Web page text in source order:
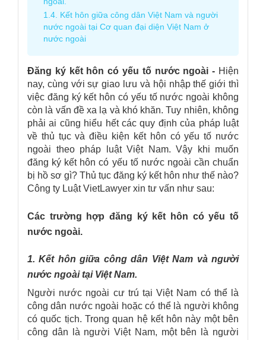
1.4. Kết hôn giữa công dân Việt Nam và người
nước ngoài tại Cơ quan đại diện Việt Nam ở
nước ngoài
Đăng ký kết hôn có yếu tố nước ngoài - Hiện
nay, cùng với sự giao lưu và hội nhập thế giới thì
việc đăng ký kết hôn có yếu tố nước ngoài không
còn là vấn đề xa lạ và khó khăn. Tuy nhiên, không
phải ai cũng hiểu hết các quy định của pháp luật
về thủ tục và điều kiện kết hôn có yếu tố nước
ngoài theo pháp luật Việt Nam. Vậy khi muốn
đăng ký kết hôn có yếu tố nước ngoài cần chuẩn
bị hồ sơ gì? Thủ tục đăng ký kết hôn như thế nào?
Công ty Luật VietLawyer xin tư vấn như sau:
Các trường hợp đăng ký kết hôn có yếu tố
nước ngoài.
1. Kết hôn giữa công dân Việt Nam và người
nước ngoài tại Việt Nam.
Người nước ngoài cư trú tại Việt Nam có thể là
công dân nước ngoài hoặc có thể là người không
có quốc tịch. Trong quan hệ kết hôn này một bên
công dân là người Việt Nam, một bên là người